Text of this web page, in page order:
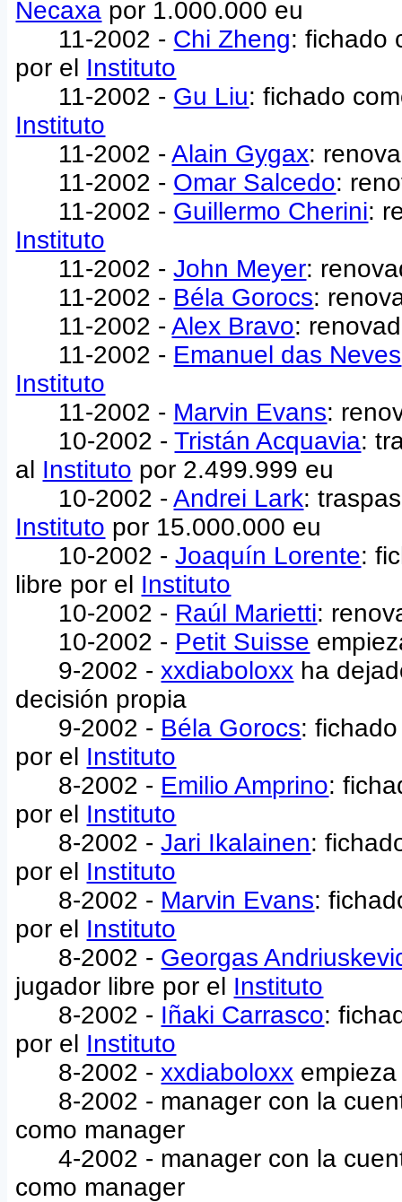
Necaxa por 1.000.000 eu
11-2002 - Chi Zheng: fichado
por el Instituto
11-2002 - Gu Liu: fichado
Instituto
11-2002 -Alain Gygax:
11-2002 - Omar Salcedo:
11-2002 - Guillermo Cherini:
Instituto
11-2002 -John Meyer:
11-2002 - Béla Gorocs:
11-2002 -Alex Bravo:
11-2002 - Emanuel das Neves
Instituto
11-2002 - Marvin Evans:
10-2002 -Tristán Acquavia:
al Instituto por 2.499.999 eu
10-2002 -Andrei Lark:
Instituto por 15.000.000 eu
10-2002 -Joaquín Lorente:
libre por el Instituto
10-2002 - Raúl Marietti:
10-2002 - Petit Suisse
9-2002 -xxdiaboloxx ha
decisión propia
9-2002 - Béla Gorocs:
por el Instituto
8-2002 - Emilio Amprino:
por el Instituto
8-2002 -Jari Ikalainen:
por el Instituto
8-2002 - Marvin Evans:
por el Instituto
8-2002 - Georgas
jugador libre por el Instituto
8-2002 - Iñaki Carrasco:
por el Instituto
8-2002 -xxdiaboloxx
8-2002 - manager con la
como manager
4-2002 - manager con la
como manager